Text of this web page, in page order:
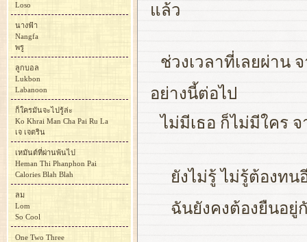
แล้ว
ช่วงเวลาที่เลยผ่าน
อย่างนี้ต่อไป
ไม่มีเธอ ก็ไม่มีใคร
ยังไม่รู้ ไม่รู้ต้องทน
ฉันยังคงต้องยืนอยู่
Loso
นางฟ้า
Nangfa
พรู
ลูกบอล
Lukbon
Labanoon
ก็ใครมันจะไปรู้ล่ะ
Ko Khrai Man Cha Pai Ru La
เจ เจตริน
เหมันต์ที่ผ่านพ้นไป
Heman Thi Phanphon Pai
Calories Blah Blah
ลม
Lom
So Cool
One Two Three